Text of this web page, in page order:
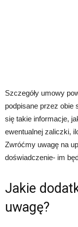
Szczegóły umowy
podpisane przez obie
się takie informacje,
ewentualnej zaliczki,
Zwróćmy uwagę na
doświadczenie- im
Jakie
uwagę?